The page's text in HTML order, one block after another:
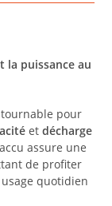
la puissance au
pour
etdécharge
assure une
de profiter
quotidien